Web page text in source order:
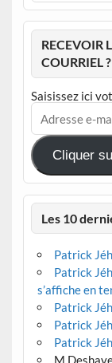
RECEVOIR
COURRIEL ?
Saisissez ici
Adresse
mail
Cliquer
Les 10
Patrick
Patrick
s’affiche en
Patrick
Patrick
Patrick